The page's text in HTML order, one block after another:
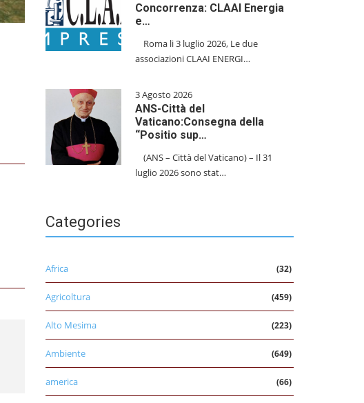
Concorrenza: CLAAI Energia
e…
​Roma li 3 luglio 2026, Le due
associazioni CLAAI ENERGI…
3 Agosto 2026
ANS-Città del
Vaticano:Consegna della
“Positio sup…
(ANS – Città del Vaticano) – Il 31
luglio 2026 sono stat…
Categories
Africa (32)
Agricoltura (459)
Alto Mesima (223)
Ambiente (649)
america (66)